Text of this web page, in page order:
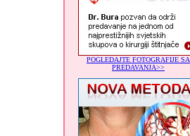
POGLEDAJTE FOTOGRAFIJE SA
PREDAVANJA>>